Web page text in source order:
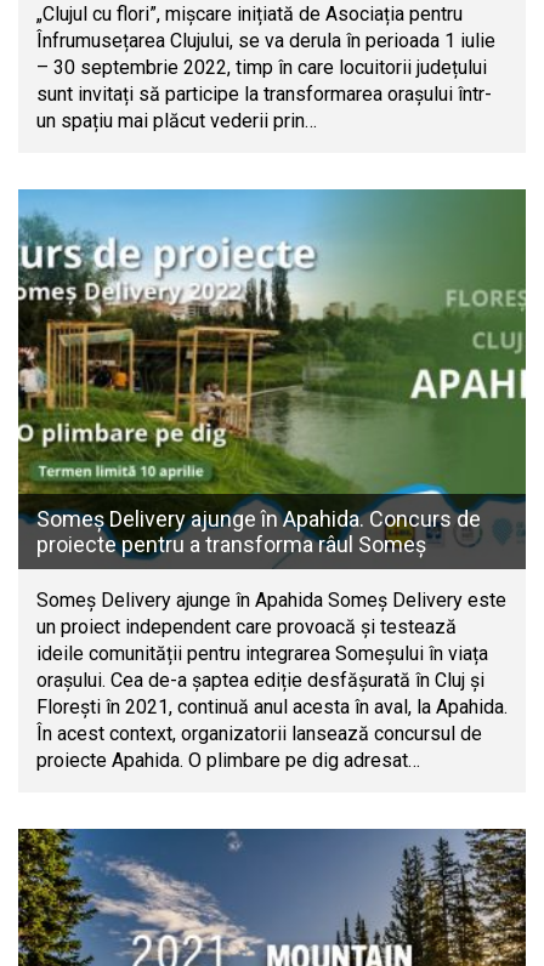
„Clujul cu flori”, mișcare inițiată de Asociația pentru
Înfrumusețarea Clujului, se va derula în perioada 1 iulie
– 30 septembrie 2022, timp în care locuitorii județului
sunt invitați să participe la transformarea orașului într-
un spațiu mai plăcut vederii prin…
Someș Delivery ajunge în Apahida. Concurs de
proiecte pentru a transforma râul Someș
Someș Delivery ajunge în Apahida Someș Delivery este
un proiect independent care provoacă și testează
ideile comunității pentru integrarea Someșului în viața
orașului. Cea de-a șaptea ediție desfășurată în Cluj și
Florești în 2021, continuă anul acesta în aval, la Apahida.
În acest context, organizatorii lansează concursul de
proiecte Apahida. O plimbare pe dig adresat…